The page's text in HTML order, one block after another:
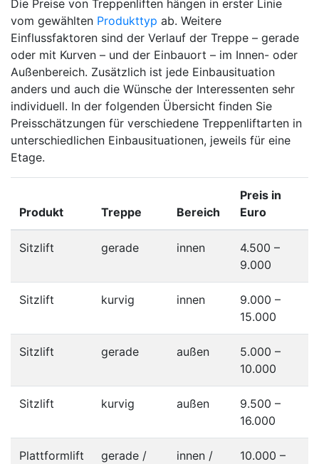
Die Preise von Treppenliften hängen in erster Linie
vom gewählten Produkttyp ab. Weitere
Einflussfaktoren sind der Verlauf der Treppe – gerade
oder mit Kurven – und der Einbauort – im Innen- oder
Außenbereich. Zusätzlich ist jede Einbausituation
anders und auch die Wünsche der Interessenten sehr
individuell. In der folgenden Übersicht finden Sie
Preisschätzungen für verschiedene Treppenliftarten in
unterschiedlichen Einbausituationen, jeweils für eine
Etage.
Produkt Treppe Bereich
Preis in
Euro
Sitzlift gerade innen
4.500 –
9.000
Sitzlift kurvig innen
9.000 –
15.000
Sitzlift gerade außen
5.000 –
10.000
Sitzlift kurvig außen
9.500 –
16.000
Plattformlift
gerade /
innen /
10.000 –